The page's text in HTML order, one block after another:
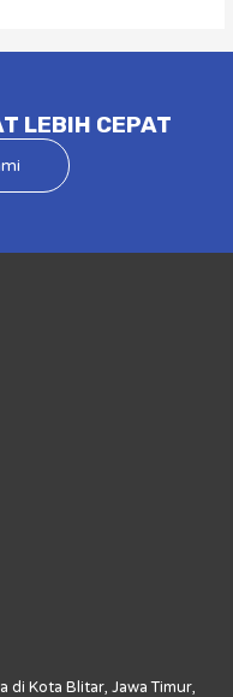
LEBIH CEPAT
di Kota Blitar, Jawa Timur,